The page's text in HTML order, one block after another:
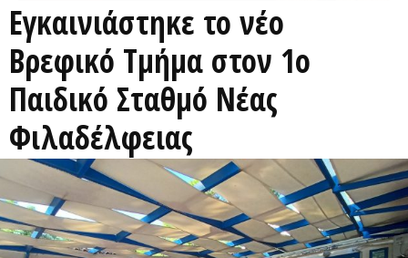
Εγκαινιάστηκε το νέο
Βρεφικό Τμήμα στον 1ο
Παιδικό Σταθμό Νέας
Φιλαδέλφειας